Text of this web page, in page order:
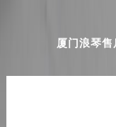
厦门浪琴